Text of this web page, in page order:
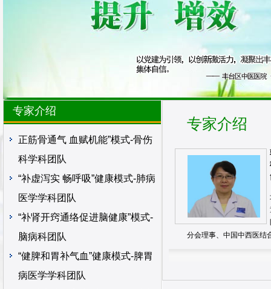
专家介绍
正筋骨通气 血赋机能”模式-骨伤
科学科团队
“补虚泻实 畅呼吸”健康模式-肺病
医学学科团队
“补肾开窍通络促进脑健康”模式-
脑病科团队
“健脾和胃补气血”健康模式-脾胃
病医学学科团队
专家介绍
分会理事、中国中西医结